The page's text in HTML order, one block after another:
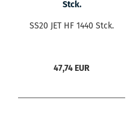
SS20 JET HF 1440 Stck.
47,74 EUR